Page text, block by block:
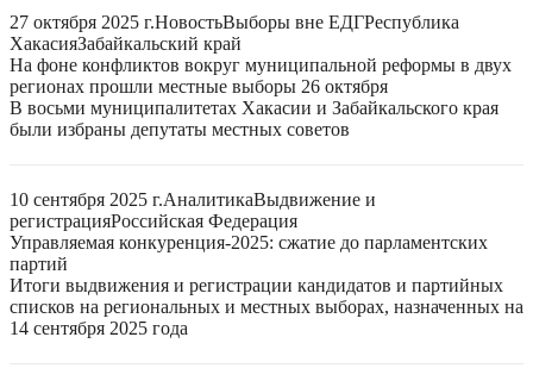
27 октября 2025 г.НовостьВыборы вне ЕДГРеспублика
ХакасияЗабайкальский край
На фоне конфликтов вокруг муниципальной реформы в двух
регионах прошли местные выборы 26 октября
В восьми муниципалитетах Хакасии и Забайкальского края
были избраны депутаты местных советов
10 сентября 2025 г.АналитикаВыдвижение и
регистрацияРоссийская Федерация
Управляемая конкуренция-2025: сжатие до парламентских
партий
Итоги выдвижения и регистрации кандидатов и партийных
списков на региональных и местных выборах, назначенных на
14 сентября 2025 года